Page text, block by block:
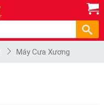
Máy Cưa Xương